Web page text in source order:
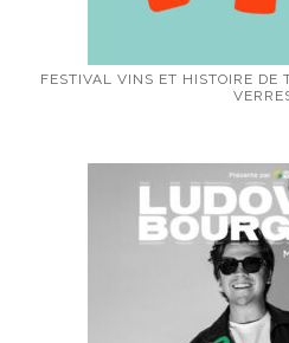
FESTIVAL VINS ET HISTOIRE DE